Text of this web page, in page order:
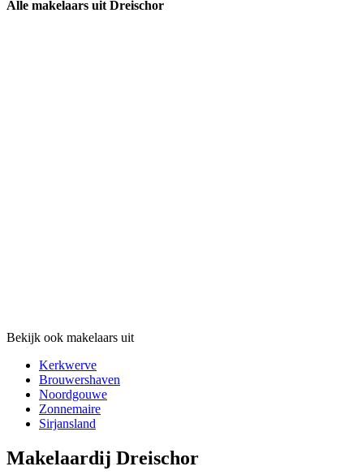
Alle makelaars uit Dreischor
Bekijk ook makelaars uit
Kerkwerve
Brouwershaven
Noordgouwe
Zonnemaire
Sirjansland
Makelaardij Dreischor